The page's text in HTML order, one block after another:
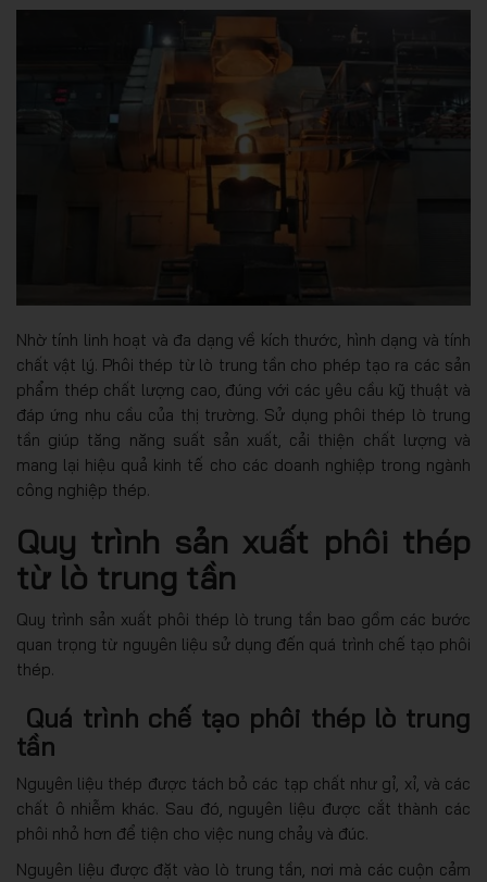
Nhờ tính linh hoạt và đa dạng về kích thước, hình dạng và tính
chất vật lý. Phôi thép từ lò trung tần cho phép tạo ra các sản
phẩm thép chất lượng cao, đúng với các yêu cầu kỹ thuật và
đáp ứng nhu cầu của thị trường. Sử dụng phôi thép lò trung
tần giúp tăng năng suất sản xuất, cải thiện chất lượng và
mang lại hiệu quả kinh tế cho các doanh nghiệp trong ngành
công nghiệp thép.
Quy trình sản xuất phôi thép
từ lò trung tần
Quy trình sản xuất phôi thép lò trung tần bao gồm các bước
quan trọng từ nguyên liệu sử dụng đến quá trình chế tạo phôi
thép.
Quá trình chế tạo phôi thép lò trung
tần
Nguyên liệu thép được tách bỏ các tạp chất như gỉ, xỉ, và các
chất ô nhiễm khác. Sau đó, nguyên liệu được cắt thành các
phôi nhỏ hơn để tiện cho việc nung chảy và đúc.
Nguyên liệu được đặt vào lò trung tần, nơi mà các cuộn cảm